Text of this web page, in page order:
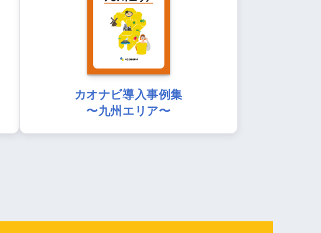
カオナビ導入事例集
〜九州エリア〜